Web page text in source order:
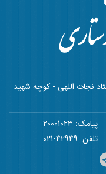
نجات اللهی - کوچه شهید
پیامک: 20001023
تلفن: 42949-021